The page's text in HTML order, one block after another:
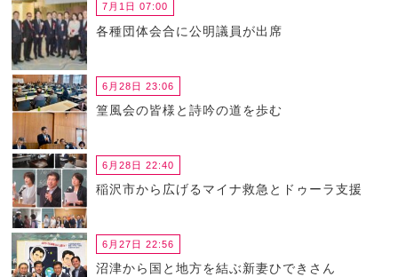
7月1日 07:00
各種団体会合に公明議員が出席
6月28日 23:06
篁風会の皆様と詩吟の道を歩む
6月28日 22:40
稲沢市から広げるマイナ救急とドゥーラ支援
6月27日 22:56
沼津から国と地方を結ぶ新妻ひできさん